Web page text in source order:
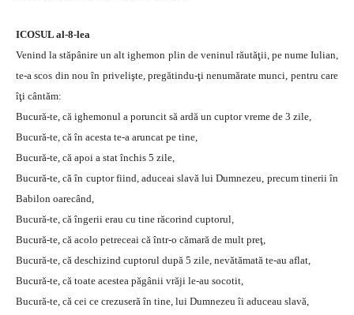
ICOSUL al-8-lea
Venind la stăpânire un alt ighemon plin de veninul răutăţii, pe nume Iulian,
te-a scos din nou în privelişte, pregătindu-ţi nenumărate munci, pentru care
îţi cântăm:
Bucură-te, că ighemonul a poruncit să ardă un cuptor vreme de 3 zile,
Bucură-te, că în acesta te-a aruncat pe tine,
Bucură-te, că apoi a stat închis 5 zile,
Bucură-te, că în cuptor fiind, aduceai slavă lui Dumnezeu, precum tinerii în
Babilon oarecând,
Bucură-te, că îngerii erau cu tine răcorind cuptorul,
Bucură-te, că acolo petreceai că într-o cămară de mult preţ,
Bucură-te, că deschizind cuptorul după 5 zile, nevătămată te-au aflat,
Bucură-te, că toate acestea păgânii vrăji le-au socotit,
Bucură-te, că cei ce crezuseră în tine, lui Dumnezeu îi aduceau slavă,